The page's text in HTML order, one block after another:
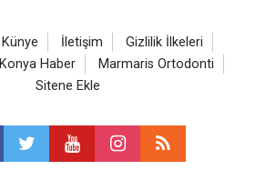
Künye İletişim
Gizlilik İlkeleri
Konya Haber
Marmaris Ortodonti
Sitene Ekle